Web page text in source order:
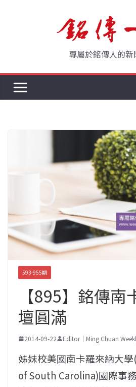
專屬於銘傳人的新
593-955期
【895】銘傳南
壇圓滿
2014-09-22 Editor｜Ming Chuan
姊妹校美國南卡羅來納大
of South Carolina)國際事